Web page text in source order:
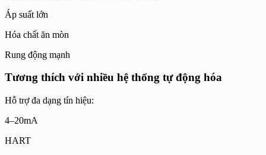
Áp suất lớn
Hóa chất ăn mòn
Rung động mạnh
Tương thích với nhiều hệ thống tự động hóa
Hỗ trợ đa dạng tín hiệu:
4–20mA
HART